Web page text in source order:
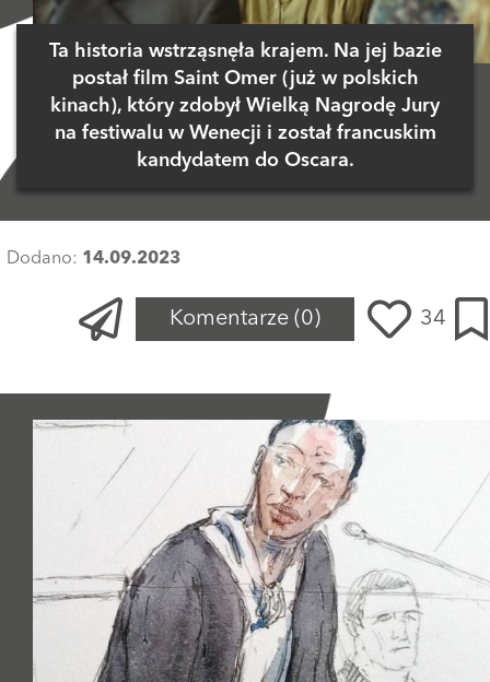
Ta historia wstrząsnęła krajem. Na jej bazie
postał film Saint Omer (już w polskich
kinach), który zdobył Wielką Nagrodę Jury
na festiwalu w Wenecji i został francuskim
kandydatem do Oscara.
Dodano: 14.09.2023
Komentarze (0) 34